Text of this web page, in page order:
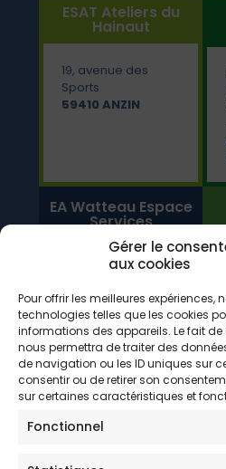
Gérer le
aux cookies
Pour offrir les meilleures expériences,
technologies telles que les cookies
informations des appareils. Le fait
nous permettra de traiter des
de navigation ou les ID uniques sur
consentir ou de retirer son
sur certaines caractéristiques et
Fonctionnel
ESAT Ateliers du
Hainaut
19, avenue des
Sports
59410 ANZIN
EA Watteau Espace
Services
Parc d’activité du
Rue du Port Fluvial
59860 BRUAY-
SUR-L’ESCAUT